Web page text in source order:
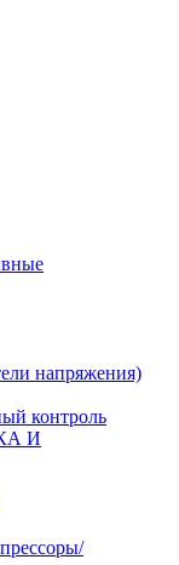
напряжения)
контроль
И